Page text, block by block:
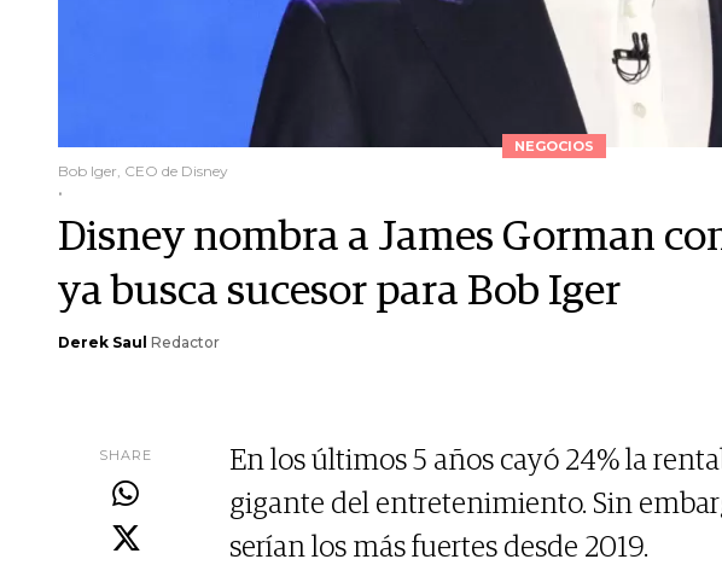
NEGOCIOS
Bob Iger, CEO de Disney
.
Disney nombra a James Gorman
ya busca sucesor para Bob Iger
Derek Saul Redactor
SHARE
En los últimos 5 años cayó 24% la
gigante del entretenimiento. Sin
serían los más fuertes desde 2019.